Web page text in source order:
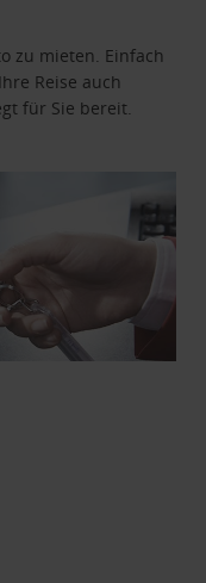
zu mieten. Einfach
Reise auch
für Sie bereit.